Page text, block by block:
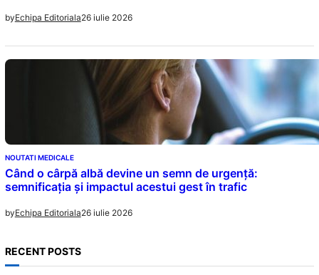
byEchipa Editoriala26 iulie 2026
NOUTATI MEDICALE
Când o cârpă albă devine un semn de urgență:
semnificația și impactul acestui gest în trafic
byEchipa Editoriala26 iulie 2026
RECENT POSTS